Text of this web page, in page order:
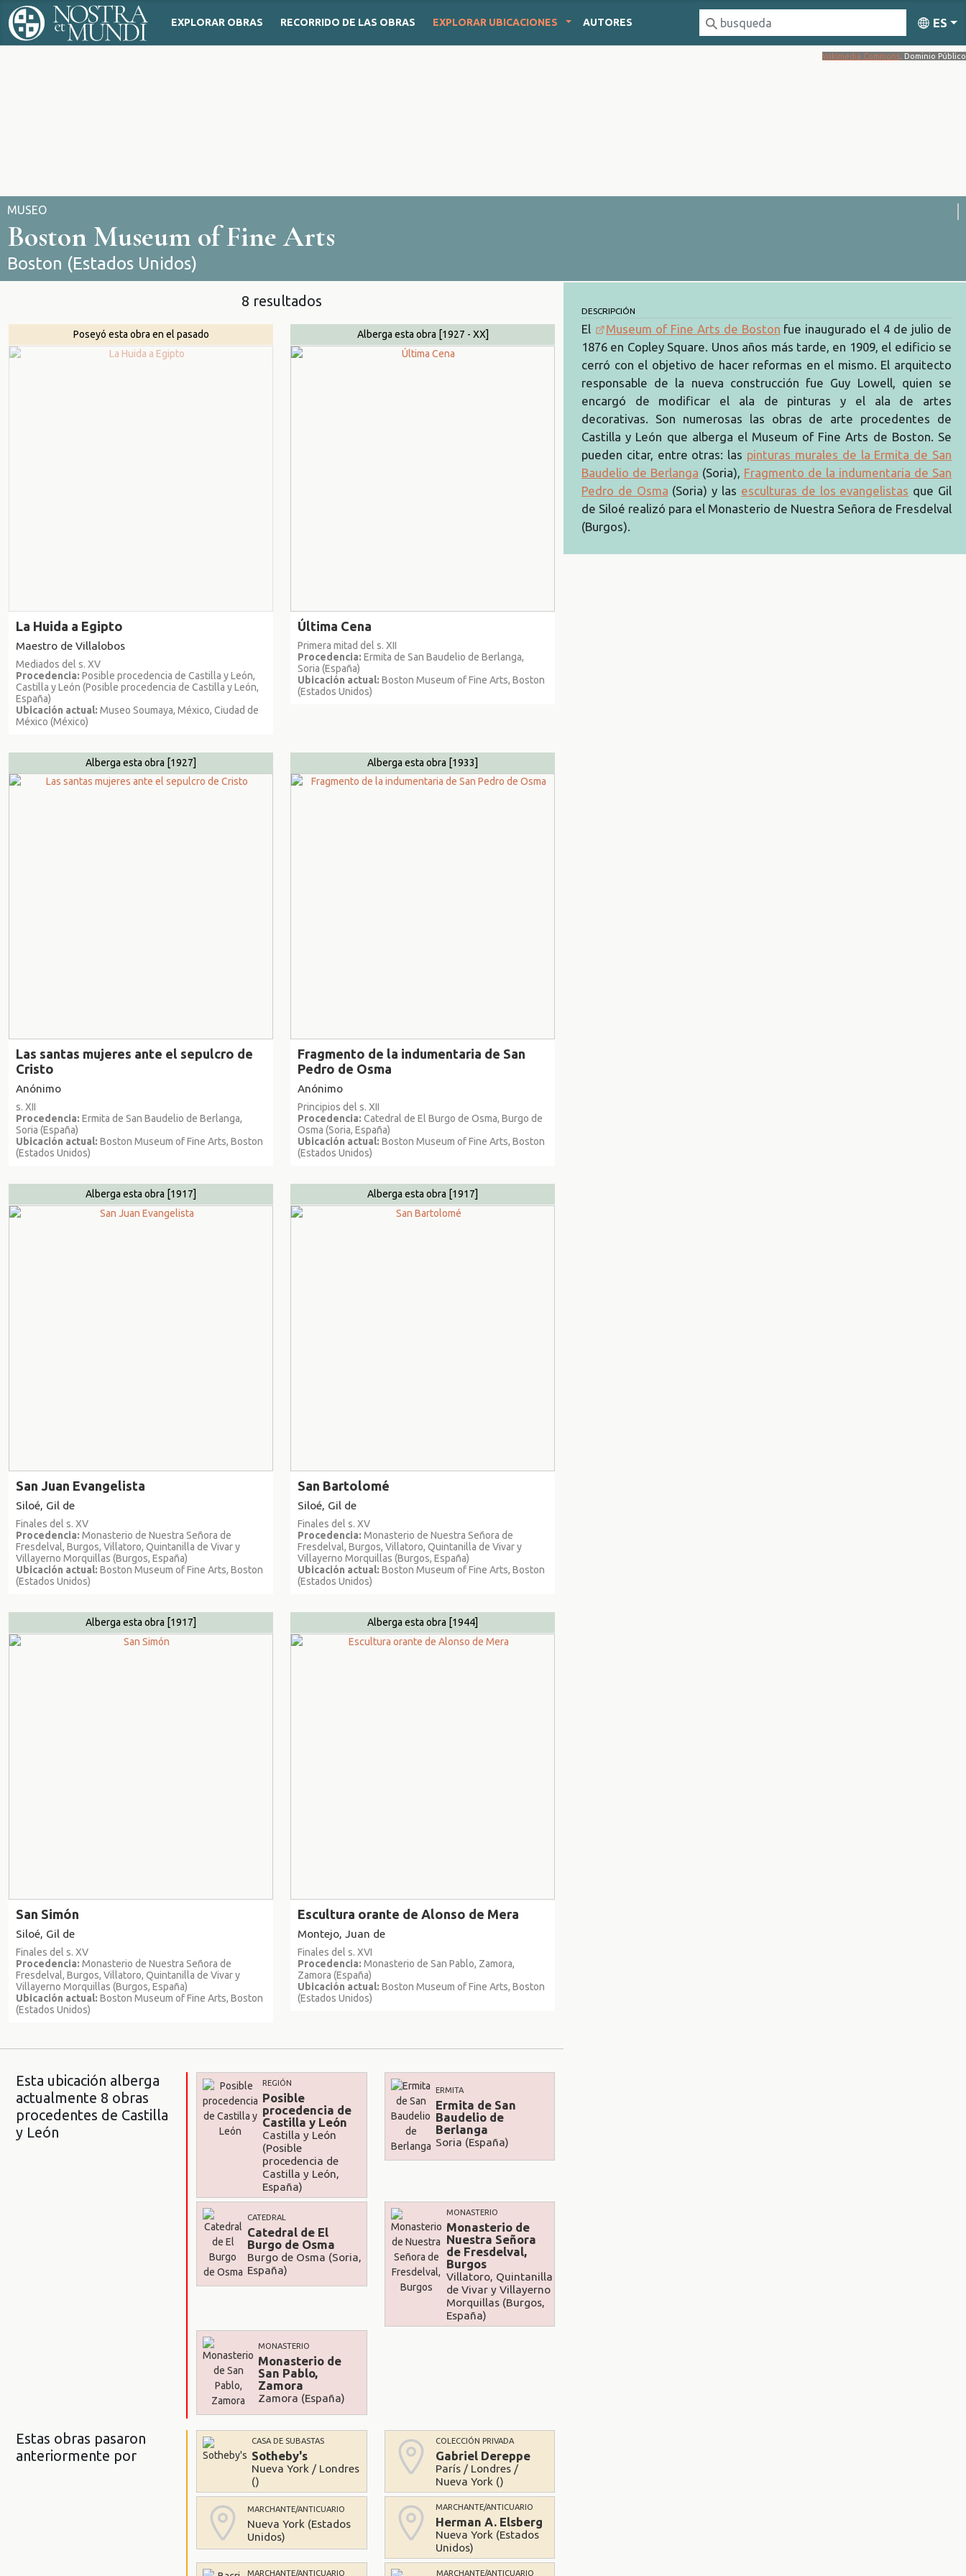
EXPLORAR OBRAS RECORRIDO DE LAS OBRAS EXPLORAR UBICACIONES AUTORES ES
Wikimedia Commons . Dominio Público
MUSEO
Boston Museum of Fine Arts
Boston (Estados Unidos)
DESCRIPCIÓN
El Museum of Fine Arts de Boston fue inaugurado el 4 de julio de
1876 en Copley Square. Unos años más tarde, en 1909, el edificio se
cerró con el objetivo de hacer reformas en el mismo. El arquitecto
responsable de la nueva construcción fue Guy Lowell, quien se
encargó de modificar el ala de pinturas y el ala de artes
decorativas. Son numerosas las obras de arte procedentes de
Castilla y León que alberga el Museum of Fine Arts de Boston. Se
pueden citar, entre otras: las pinturas murales de la Ermita de San
Baudelio de Berlanga (Soria), Fragmento de la indumentaria de San
Pedro de Osma (Soria) y las esculturas de los evangelistas que Gil
de Siloé realizó para el Monasterio de Nuestra Señora de Fresdelval
(Burgos).
8 resultados
Poseyó esta obra en el pasado
La Huida a Egipto
Maestro de Villalobos
Mediados del s. XV
Procedencia: Posible procedencia de Castilla y León,
Castilla y León (Posible procedencia de Castilla y León,
España)
Ubicación actual: Museo Soumaya, México, Ciudad de
México (México)
Alberga esta obra [1927 - XX]
Última Cena
Primera mitad del s. XII
Procedencia: Ermita de San Baudelio de Berlanga,
Soria (España)
Ubicación actual: Boston Museum of Fine Arts, Boston
(Estados Unidos)
Alberga esta obra [1927]
Las santas mujeres ante el sepulcro de
Cristo
Anónimo
s. XII
Procedencia: Ermita de San Baudelio de Berlanga,
Soria (España)
Ubicación actual: Boston Museum of Fine Arts, Boston
(Estados Unidos)
Alberga esta obra [1933]
Fragmento de la indumentaria de San
Pedro de Osma
Anónimo
Principios del s. XII
Procedencia: Catedral de El Burgo de Osma, Burgo de
Osma (Soria, España)
Ubicación actual: Boston Museum of Fine Arts, Boston
(Estados Unidos)
Alberga esta obra [1917]
San Juan Evangelista
Siloé, Gil de
Finales del s. XV
Procedencia: Monasterio de Nuestra Señora de
Fresdelval, Burgos, Villatoro, Quintanilla de Vivar y
Villayerno Morquillas (Burgos, España)
Ubicación actual: Boston Museum of Fine Arts, Boston
(Estados Unidos)
Alberga esta obra [1917]
San Bartolomé
Siloé, Gil de
Finales del s. XV
Procedencia: Monasterio de Nuestra Señora de
Fresdelval, Burgos, Villatoro, Quintanilla de Vivar y
Villayerno Morquillas (Burgos, España)
Ubicación actual: Boston Museum of Fine Arts, Boston
(Estados Unidos)
Alberga esta obra [1917]
San Simón
Siloé, Gil de
Finales del s. XV
Procedencia: Monasterio de Nuestra Señora de
Fresdelval, Burgos, Villatoro, Quintanilla de Vivar y
Villayerno Morquillas (Burgos, España)
Ubicación actual: Boston Museum of Fine Arts, Boston
(Estados Unidos)
Alberga esta obra [1944]
Escultura orante de Alonso de Mera
Montejo, Juan de
Finales del s. XVI
Procedencia: Monasterio de San Pablo, Zamora,
Zamora (España)
Ubicación actual: Boston Museum of Fine Arts, Boston
(Estados Unidos)
Esta ubicación alberga
actualmente 8 obras
procedentes de Castilla
y León
REGIÓN
Posible
procedencia de
Castilla y León
Castilla y León
(Posible
procedencia de
Castilla y León,
España)
ERMITA
Ermita de San
Baudelio de
Berlanga
Soria (España)
CATEDRAL
Catedral de El
Burgo de Osma
Burgo de Osma (Soria,
España)
MONASTERIO
Monasterio de
Nuestra Señora
de Fresdelval,
Burgos
Villatoro, Quintanilla
de Vivar y Villayerno
Morquillas (Burgos,
España)
MONASTERIO
Monasterio de
San Pablo,
Zamora
Zamora (España)
Estas obras pasaron
anteriormente por
CASA DE SUBASTAS
Sotheby's
Nueva York / Londres
()
COLECCIÓN PRIVADA
Gabriel Dereppe
París / Londres /
Nueva York ()
MARCHANTE/ANTICUARIO
Nueva York (Estados
Unidos)
MARCHANTE/ANTICUARIO
Herman A. Elsberg
Nueva York (Estados
Unidos)
MARCHANTE/ANTICUARIO MARCHANTE/ANTICUARIO